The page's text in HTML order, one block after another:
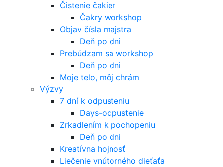
Čistenie čakier
Čakry workshop
Objav čísla majstra
Deň po dni
Prebúdzam sa workshop
Deň po dni
Moje telo, môj chrám
Výzvy
7 dní k odpusteniu
Days-odpustenie
Zrkadlením k pochopeniu
Deň po dni
Kreatívna hojnosť
Liečenie vnútorného dieťaťa